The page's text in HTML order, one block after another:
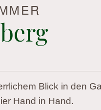
Blick in den
Hand in Hand.